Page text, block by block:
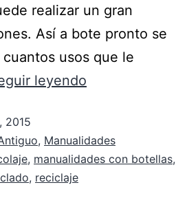
realizar un gran
Así a bote pronto se
usos que le
leyendo
2015
, Manualidades
, manualidades con botellas,
, reciclaje